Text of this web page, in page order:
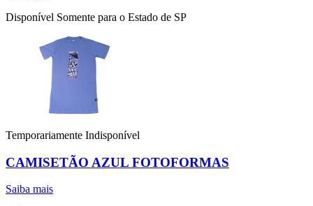
Disponível Somente para o Estado de SP
Temporariamente Indisponível
CAMISETÃO AZUL FOTOFORMAS
Saiba mais